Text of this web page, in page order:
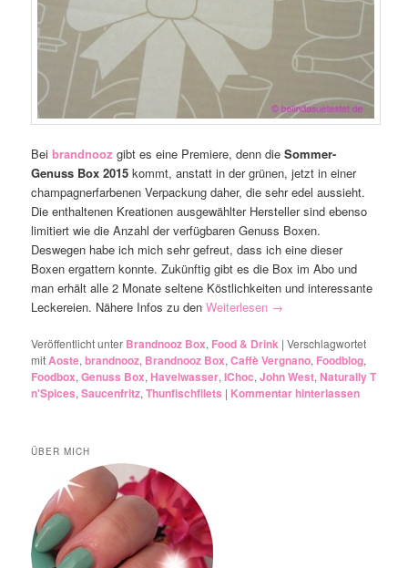
Beibrandnooz gibt es eine Premiere, denn dieSommer-
Genuss Box 2015 kommt, anstatt in der grünen, jetzt in einer
champagnerfarbenen Verpackung daher, die sehr edel aussieht.
Die enthaltenen Kreationen ausgewählter Hersteller sind ebenso
limitiert wie die Anzahl der verfügbaren Genuss Boxen.
Deswegen habe ich mich sehr gefreut, dass ich eine dieser
Boxen ergattern konnte. Zukünftig gibt es die Box im Abo und
man erhält alle 2 Monate seltene Köstlichkeiten und interessante
Leckereien. Nähere Infos zu denWeiterlesen →
Veröffentlicht unter Brandnooz Box, Food & Drink |Verschlagwortet
mitAoste,brandnooz, Brandnooz Box,Caffè Vergnano, Foodblog,
Foodbox,Genuss Box,Havelwasser,IChoc,John West,Naturally T
n'Spices,Saucenfritz,Thunfischfilets | Kommentar hinterlassen
ÜBER MICH